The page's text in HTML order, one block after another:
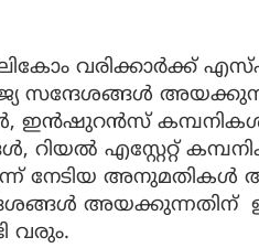
വരിക്കാര്‍ക്ക്
സന്ദേശങ്ങള്‍
ഇന്‍ഷുറന്‍സ് കമ്പനികള്‍,
റിയല്‍ എസ്റ്റേറ്റ്
നേടിയ
അയക്കുന്നതിന്
വരും.